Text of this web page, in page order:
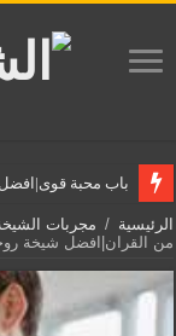
باب محبة قوى|افضل شيخة
الرئيسية / مجربات
من القران|افضل شيخة روحانية